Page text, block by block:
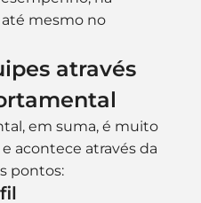
mesmo no
através
em suma, é muito
acontece através da
pontos: